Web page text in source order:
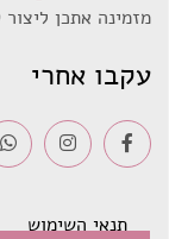
מזמינה אתכן
עקבו אחרי
תנאי השימוש